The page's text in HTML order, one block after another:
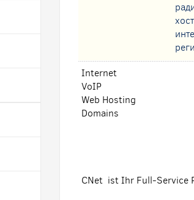
Internet
VoIP
Web Hosting
Domains
CNet ist Ihr Full-Service